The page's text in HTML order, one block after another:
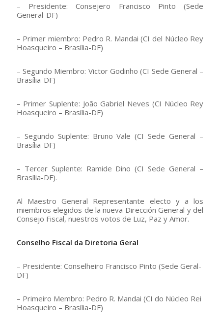
– Presidente: Consejero Francisco Pinto (Sede
General-DF)
– Primer miembro: Pedro R. Mandai (CI del Núcleo Rey
Hoasqueiro – Brasília-DF)
– Segundo Miembro: Victor Godinho (CI Sede General –
Brasília-DF)
– Primer Suplente: João Gabriel Neves (CI Núcleo Rey
Hoasqueiro – Brasília-DF)
– Segundo Suplente: Bruno Vale (CI Sede General –
Brasília-DF)
– Tercer Suplente: Ramide Dino (CI Sede General –
Brasília-DF).
Al Maestro General Representante electo y a los
miembros elegidos de la nueva Dirección General y del
Consejo Fiscal, nuestros votos de Luz, Paz y Amor.
Conselho Fiscal da Diretoria Geral
– Presidente: Conselheiro Francisco Pinto (Sede Geral-
DF)
– Primeiro Membro: Pedro R. Mandai (CI do Núcleo Rei
Hoasqueiro – Brasília-DF)